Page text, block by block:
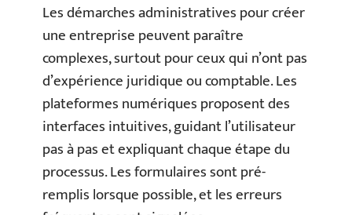
Les démarches administratives pour créer
une entreprise peuvent paraître
complexes, surtout pour ceux qui n’ont pas
d’expérience juridique ou comptable. Les
plateformes numériques proposent des
interfaces intuitives, guidant l’utilisateur
pas à pas et expliquant chaque étape du
processus. Les formulaires sont pré-
remplis lorsque possible, et les erreurs